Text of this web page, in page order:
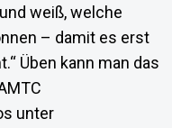
weiß, welche
– damit es erst
Üben kann man das
unter